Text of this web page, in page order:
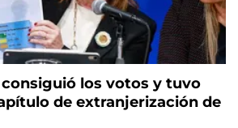
los votos y tuvo
de extranjerización de